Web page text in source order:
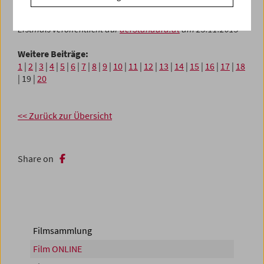
Erstmals veröffentlicht aufderStandard.atam 23.11.2015
Weitere Beiträge:
1 | 2 | 3 | 4 | 5 | 6 | 7 | 8 | 9 | 10 | 11 | 12 | 13 | 14 | 15 | 16 | 17 | 18
| 19 | 20
<< Zurück zur Übersicht
Share on
Filmsammlung
Film ONLINE